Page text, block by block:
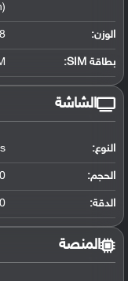
الوزن: oz)
بطاقة SIM:
الشاشة
النوع:
الحجم: ratio)
الدقة:
المنصة